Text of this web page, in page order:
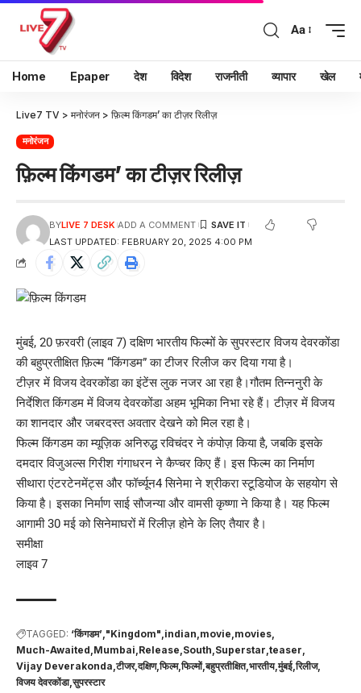
Aa
Home Epaper देश विदेश राजनीती व्यापार खेल
Live7 TV > मनोरंजन > फ़िल्म किंगडम’ का टीज़र रिलीज़
मनोरंजन
फ़िल्म किंगडम’ का टीज़र रिलीज़
LAST UPDATED: FEBRUARY 20, 2025 4:00 PM
BYLIVE 7 DESK ADD A COMMENT
मुंबई, 20 फ़रवरी (लाइव 7) दक्षिण भारतीय फिल्मों के सुपरस्टार विजय देवरकोंडा
की बहुप्रतीक्षित फ़िल्म “किंगडम” का टीजर रिलीज कर दिया गया है।
टीज़र में विजय देवरकोंडा का इंटेंस लुक नजर आ रहा है।गौतम तिन्ननुरी के
निर्देशित किंगडम में विजय देवरकोंडा अहम भूमिका निभा रहे हैं। टीज़र में विजय
का शानदार और जबरदस्त अवतार देखने को मिल रहा है।
फिल्म किंगडम का म्यूज़िक अनिरुद्ध रविचंदर ने कंपोज़ किया है, जबकि इसके
दमदार विजुअल्स गिरीश गंगाधरन ने कैप्चर किए हैं। इस फिल्म का निर्माण
सीथारा एंटरटेनमेंट्स और फॉर्च्यून4 सिनेमा ने श्रीकरा स्टूडियोज के सहयोग से
किया है। इसका निर्माण साई सौजन्या और वामसी कृष्णा ने किया है। यह फिल्म
आगामी 30 मई को सिनेमाघरों में रिलीज़ होने के लिए तैयार है।
समीक्षा
लाइव 7
TAGGED: ‘किंगडम’ "Kingdom" indian movie movies
Much-Awaited Mumbai Release South Superstar teaser
Vijay Deverakonda टीजर दक्षिण फिल्म फिल्मों बहुप्रतीक्षित भारतीय मुंबई रिलीज
विजय देवरकोंडा सुपरस्टार